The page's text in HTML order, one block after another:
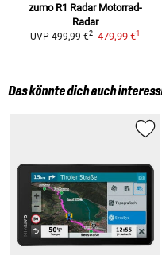
zumo R1 Radar Motorrad-
Radar
UVP 499,99 €2 479,99 €1
Das könnte dich auch